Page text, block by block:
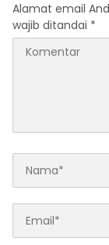
Alamat email
wajib ditandai *